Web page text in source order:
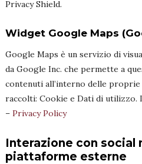
Privacy Shield.
Widget Google Maps
Google Maps è un servizio di
da Google Inc. che permette a
contenuti all’interno delle
raccolti: Cookie e Dati di utilizzo.
– Privacy Policy
Interazione con social
piattaforme esterne